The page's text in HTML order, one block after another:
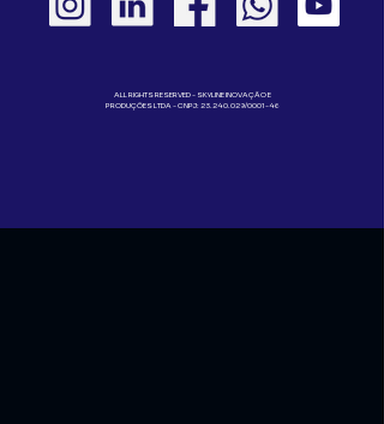
ALL RIGHTS RESERVED - SKYLINE INOVAÇÃO E
PRODUÇÕES LTDA - CNPJ: 23.240.029/0001-46